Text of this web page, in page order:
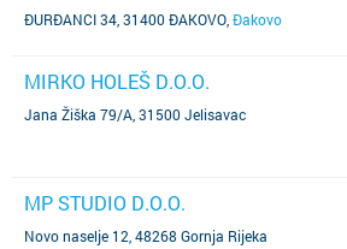
ĐURĐANCI 34, 31400 ĐAKOVO Đakovo
MIRKO HOLEŠ D.O.O.
Jana Žiška 79/A, 31500 Jelisavac
MP STUDIO D.O.O.
Novo naselje 12, 48268 Gornja Rijeka